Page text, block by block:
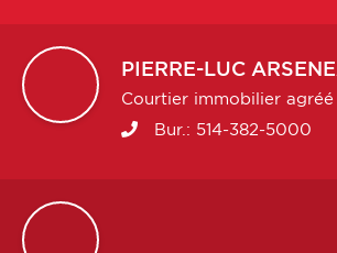
PIERRE-LUC
Courtier immobilier agréé
Bur.: 514-382-5000